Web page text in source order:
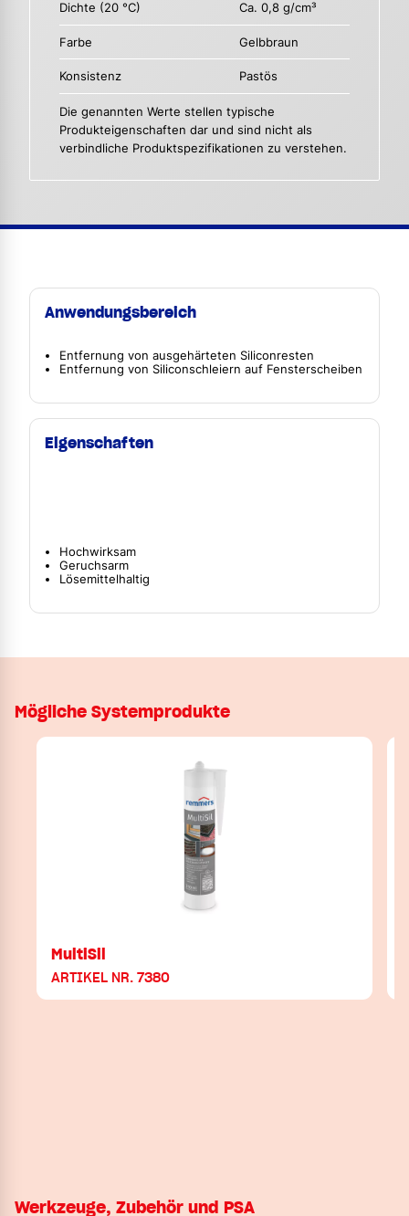
Dichte (20 °C) Ca. 0,8 g/cm³
Farbe Gelbbraun
Konsistenz Pastös
Die genannten Werte stellen typische
Produkteigenschaften dar und sind nicht als
verbindliche Produktspezifikationen zu verstehen.
Anwendungsbereich
Entfernung von ausgehärteten Siliconresten
Entfernung von Siliconschleiern auf Fensterscheiben
Eigenschaften
Hochwirksam
Geruchsarm
Lösemittelhaltig
Mögliche Systemprodukte
MultiSil
ARTIKEL NR. 7380
Werkzeuge, Zubehör und PSA